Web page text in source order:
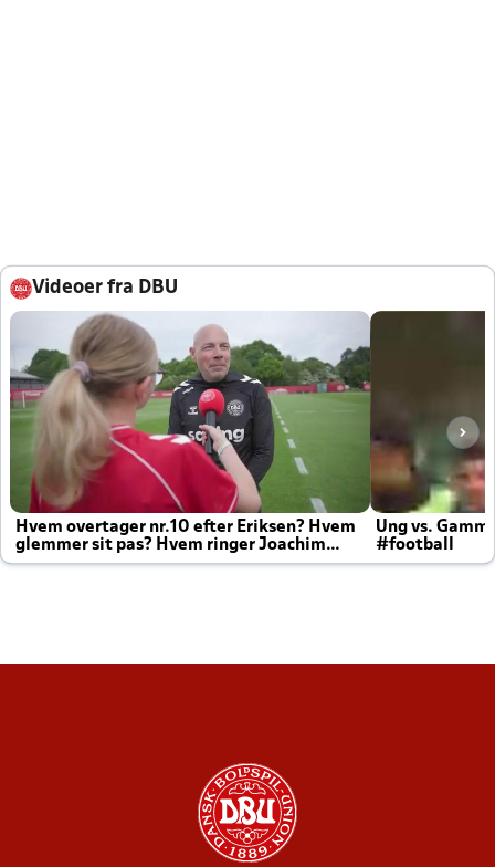
Videoer fra DBU
Hvem overtager nr.10 efter Eriksen? Hvem
glemmer sit pas? Hvem ringer Joachim
altid til efter kampe?
Ung vs.
#football